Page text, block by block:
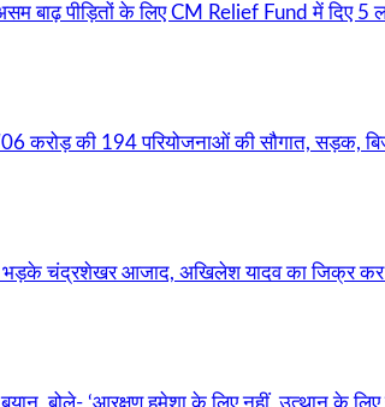
बाढ़ पीड़ितों के लिए CM Relief Fund में दिए 5
करोड़ की 194 परियोजनाओं की सौगात, सड़क,
भड़के चंद्रशेखर आजाद, अखिलेश यादव का जिक्र कर
बोले- ‘आरक्षण हमेशा के लिए नहीं, उत्थान के लिए